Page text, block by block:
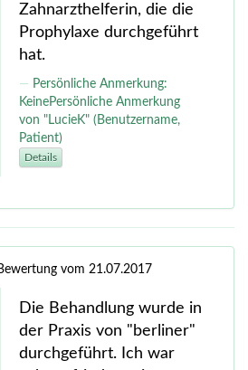
Zahnarzthelferin, die die
Prophylaxe durchgeführt
hat.
Persönliche Anmerkung:
KeinePersönliche Anmerkung
von "LucieK" (Benutzername,
Patient)
Details
vom 21.07.2017
Die Behandlung wurde in
der Praxis von "berliner"
durchgeführt. Ich war